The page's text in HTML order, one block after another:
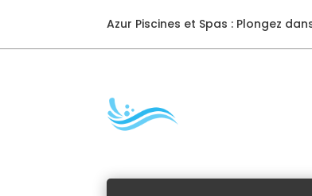
Azur Piscines et Spas : Plongez